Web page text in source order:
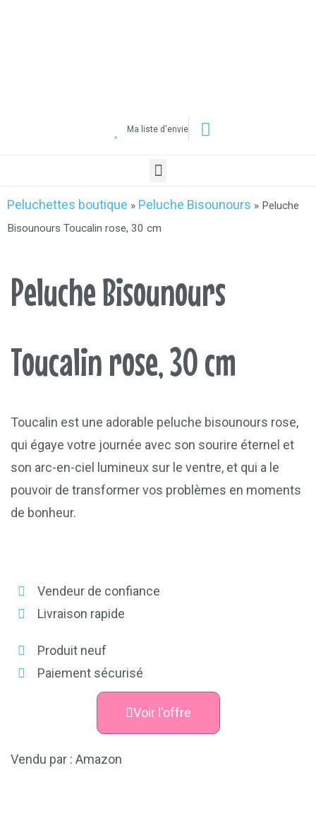
Ma liste d'envie
Peluchettes boutique » Peluche Bisounours » Peluche
Bisounours Toucalin rose, 30 cm
Peluche Bisounours
Toucalin rose, 30 cm
Toucalin est une adorable peluche bisounours rose,
qui égaye votre journée avec son sourire éternel et
son arc-en-ciel lumineux sur le ventre, et qui a le
pouvoir de transformer vos problèmes en moments
de bonheur.
Vendeur de confiance
Livraison rapide
Produit neuf
Paiement sécurisé
Voir l'offre
Vendu par : Amazon